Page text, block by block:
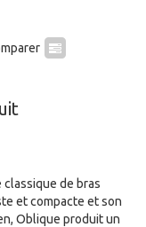
de bras
et compacte et son
Oblique produit un